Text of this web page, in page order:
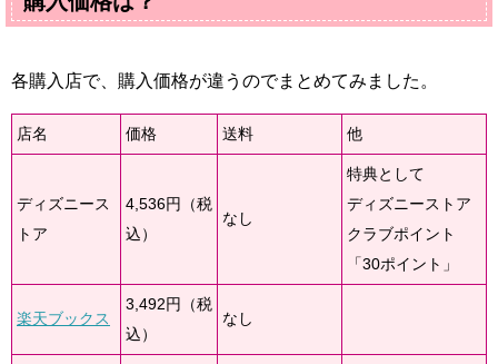
各購入店で、購入価格が違うのでまとめてみました。
店名 価格 送料 他
ディズニース
トア
4,536円（税
込）
なし
特典として
ディズニーストア
クラブポイント
「30ポイント」
楽天ブックス
3,492円（税
込）
なし